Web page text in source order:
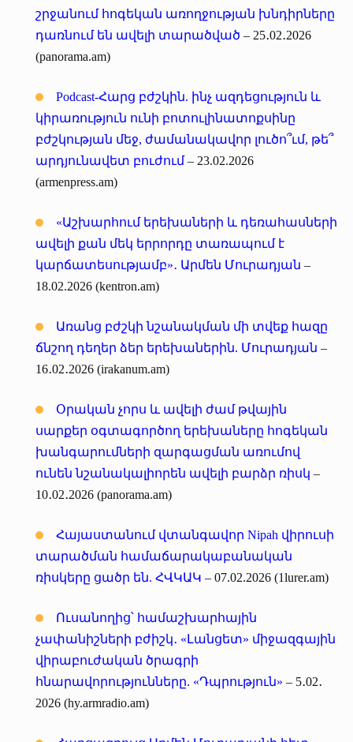
շրջանում հոգեկան առողջության խնդիրները
դառնում են ավելի տարածված – 25․02․2026
(panorama.am)
Podcast-Հարց բժշկին. ինչ ազդեցություն և
կիրառություն ունի բոտուլինատոքսինը
բժշկության մեջ, ժամանակավոր լուծո՞ւմ, թե՞
արդյունավետ բուժում– 23.02.2026
(armenpress.am)
«Աշխարհում երեխաների և դեռահասների
ավելի քան մեկ երրորդը տառապում է
կարճատեսությամբ»․ Արմեն Մուրադյան –
18.02.2026 (kentron.am)
Առանց բժշկի նշանակման մի տվեք հազը
ճնշող դեղեր ձեր երեխաներին. Մուրադյան –
16․02․2026 (irakanum.am)
Օրական չորս և ավելի ժամ թվային
սարքեր օգտագործող երեխաները հոգեկան
խանգարումների զարգացման առումով
ունեն նշանակալիորեն ավելի բարձր ռիսկ –
10․02․2026 (panorama.am)
Հայաստանում վտանգավոր Nipah վիրուսի
տարածման համաճարակաբանական
ռիսկերը ցածր են. ՀՎԿԱԿ – 07.02.2026 (1lurer.am)
Ուսանողից՝ համաշխարհային
չափանիշների բժիշկ․ «Լանցետ» միջազգային
վիրաբուժական ծրագրի
հնարավորությունները. «Դպրություն» – 5․02․
2026 (hy.armradio.am)